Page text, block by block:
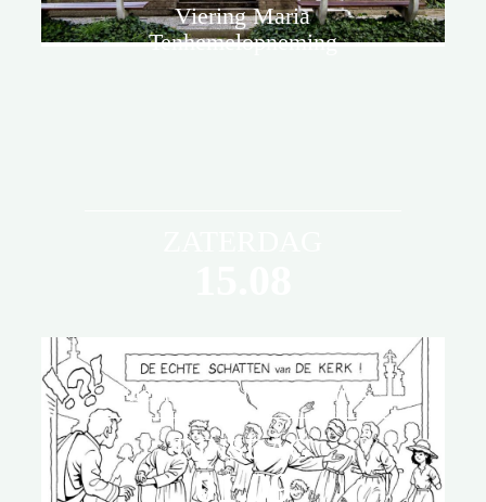
Viering Maria
Tenhemelopneming
De viering is
onderdeel
van de
Laurentius
Kleurwedstrijd Laurentius
DINSDAG
01.09